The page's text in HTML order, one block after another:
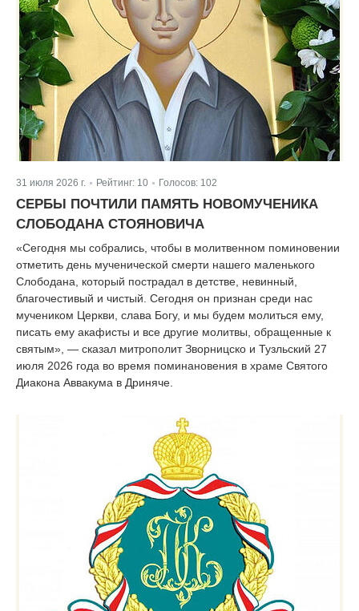
31 июля 2026 г. | Рейтинг: 10 Голосов: 102
СЕРБЫ ПОЧТИЛИ ПАМЯТЬ НОВОМУЧЕНИКА
СЛОБОДАНА СТОЯНОВИЧА
«Сегодня мы собрались, чтобы в молитвенном поминовении
отметить день мученической смерти нашего маленького
Слободана, который пострадал в детстве, невинный,
благочестивый и чистый. Сегодня он признан среди нас
мучеником Церкви, слава Богу, и мы будем молиться ему,
писать ему акафисты и все другие молитвы, обращенные к
святым», — сказал митрополит Зворницско и Тузльский 27
июля 2026 года во время поминановения в храме Святого
Диакона Аввакума в Дриняче.